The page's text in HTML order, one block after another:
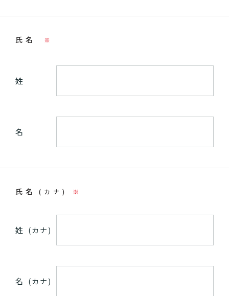
氏名 ※
姓
名
氏名(カナ) ※
姓 (カナ)
名 (カナ)